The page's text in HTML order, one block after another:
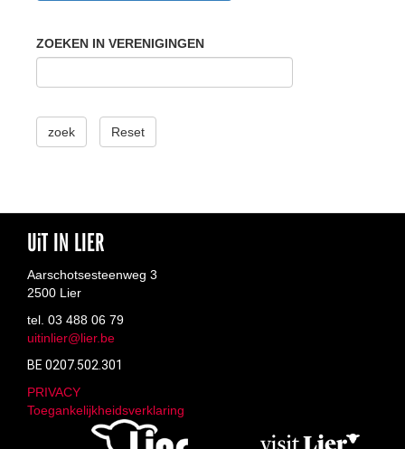
ZOEKEN IN VERENIGINGEN
zoek Reset
UiT IN LIER
Aarschotsesteenweg 3
2500 Lier
tel. 03 488 06 79
uitinlier@lier.be
BE 0207.502.301
PRIVACY
Toegankelijkheidsverklaring